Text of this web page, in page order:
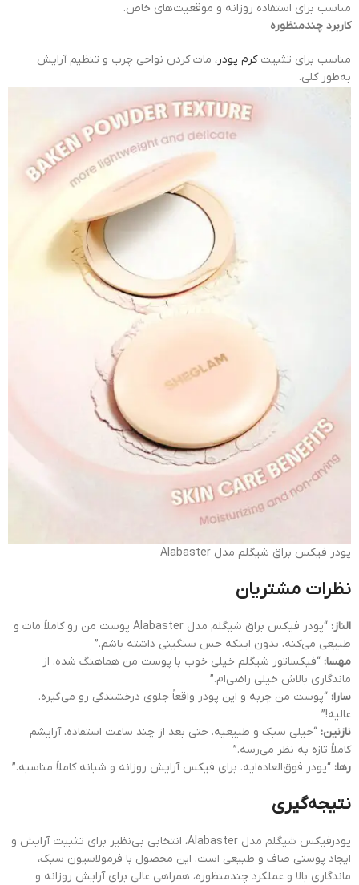
مناسب برای استفاده روزانه و موقعیت‌های خاص.
کاربرد چندمنظوره
مناسب برای تثبیتکرم پودر، مات کردن نواحی چرب و تنظیم آرایش
به‌طور کلی.
پودر فیکس براق شیگلم مدل Alabaster
نظرات مشتریان
الناز:
“پودر فیکس براق شیگلم مدل Alabaster پوست من رو کاملاً مات و
طبیعی می‌کنه، بدون اینکه حس سنگینی داشته باشم.”
مهسا: “فیکساتور شیگلم خیلی خوب با پوست من هماهنگ شده. از
ماندگاری بالاش خیلی راضی‌ام.”
سارا: “پوست من چربه و این پودر واقعاً جلوی درخشندگی رو می‌گیره.
عالیه!”
نازنین: “خیلی سبک و طبیعیه. حتی بعد از چند ساعت استفاده، آرایشم
کاملاً تازه به نظر می‌رسه.”
رها: “پودر فوق‌العاده‌ایه. برای فیکس آرایش روزانه و شبانه کاملاً مناسبه.”
نتیجه‌گیری
پودرفیکس شیگلم مدل Alabaster، انتخابی بی‌نظیر برای تثبیت آرایش و
ایجاد پوستی صاف و طبیعی است. این محصول با فرمولاسیون سبک،
ماندگاری بالا و عملکرد چندمنظوره، همراهی عالی برای آرایش روزانه و